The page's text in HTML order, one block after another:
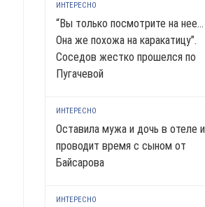
ИНТЕРЕСНО
“Вы только посмотрите на нее…
Она же похожа на каракатицу”.
Соседов жестко прошелся по
Пугачевой
ИНТЕРЕСНО
Оставила мужа и дочь в отеле и
проводит время с сыном от
Байсарова
ИНТЕРЕСНО